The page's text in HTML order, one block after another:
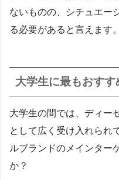
ないものの、シチュエー
る必要があると言えます。
大学生に最もおすす
大学生の間では、ディー
として広く受け入れられ
ルブランドのメインター
か？